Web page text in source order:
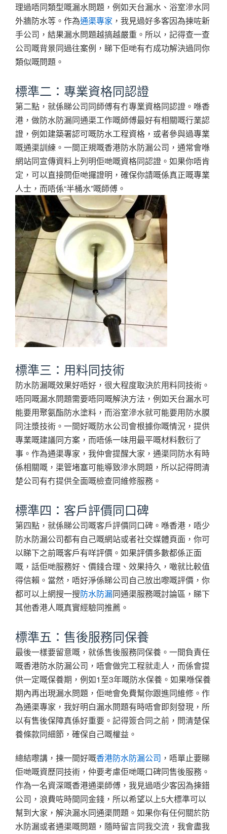
理過唔同類型嘅漏水問題，例如天台漏水、浴室滲水同
外牆防水等。作為通渠專家 ，我見過好多客因為揀咗新
手公司，結果漏水問題越搞越嚴重。所以，記得查一查
公司嘅背景同過往案例，睇下佢哋有冇成功解決過同你
類似嘅問題。
標準二：專業資格同認證
第二點，就係睇公司同師傅有冇專業資格同認證。喺香
港，做防水防漏同通渠工作嘅師傅最好有相關嘅行業認
證，例如建築署認可嘅防水工程資格，或者參與過專業
嘅通渠訓練。一間正規嘅香港防水防漏公司，通常會喺
網站同宣傳資料上列明佢哋嘅資格同認證。如果你唔肯
定，可以直接問佢哋攞證明，確保你請嘅係真正嘅專業
人士，而唔係“半桶水”嘅師傅。
標準三：用料同技術
防水防漏嘅效果好唔好，很大程度取決於用料同技術。
唔同嘅漏水問題需要唔同嘅解決方法，例如天台漏水可
能要用聚氨酯防水塗料，而浴室滲水就可能要用防水膜
同注漿技術。一間好嘅防水公司會根據你嘅情況，提供
專業嘅建議同方案，而唔係一味用最平嘅材料敷衍了
事。作為通渠專家，我仲會提醒大家，通渠同防水有時
係相關嘅，渠管堵塞可能導致滲水問題，所以記得問清
楚公司有冇提供全面嘅檢查同維修服務。
標準四：客戶評價同口碑
第四點，就係睇公司嘅客戶評價同口碑。喺香港，唔少
防水防漏公司都有自己嘅網站或者社交媒體頁面，你可
以睇下之前嘅客戶有咩評價。如果評價多數都係正面
嘅，話佢哋服務好、價錢合理、效果持久，噉就比較值
得信賴。當然，唔好淨係睇公司自己放出嚟嘅評價，你
都可以上網搜一搜防水防漏同通渠服務嘅討論區，睇下
其他香港人嘅真實經驗同推薦。
標準五：售後服務同保養
最後一樣要留意嘅，就係售後服務同保養。一間負責任
嘅香港防水防漏公司，唔會做完工程就走人，而係會提
供一定嘅保養期，例如1至3年嘅防水保養。如果喺保養
期內再出現漏水問題，佢哋會免費幫你跟進同維修。作
為通渠專家，我好明白漏水問題有時唔會即刻發現，所
以有售後保障真係好重要。記得簽合同之前，問清楚保
養條款同細節，確保自己嘅權益。
總結嚟講，揀一間好嘅香港防水防漏公司 ，唔單止要睇
佢哋嘅資歷同技術，仲要考慮佢哋嘅口碑同售後服務。
作為一名資深嘅香港通渠師傅，我見過唔少客因為揀錯
公司，浪費咗時間同金錢，所以希望以上5大標準可以
幫到大家，解決漏水同通渠問題。如果你有任何關於防
水防漏或者通渠嘅問題，隨時留言同我交流，我會盡我